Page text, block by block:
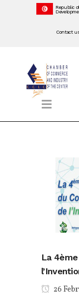
Republic
Contact
La
26